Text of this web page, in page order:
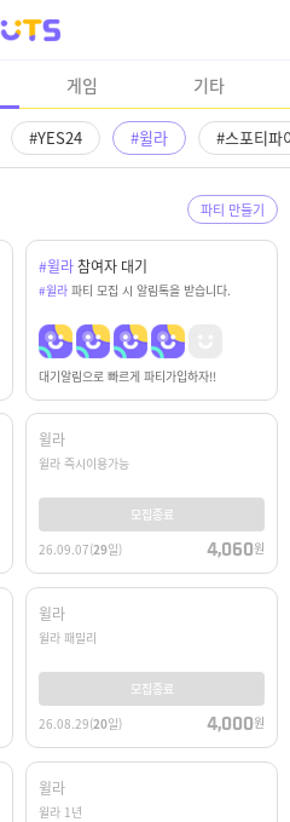
게임 기타
#YES24 #윌라 #스포티파
파티 만들기
#윌라참여자 대기
#윌라 파티 모집 시 알림톡을 받습니다.
대기알림으로 빠르게 파티가입하자!!
윌라
윌라 즉시이용가능
모집종료
26.09.07(29일) 4,060원
윌라
윌라 패밀리
모집종료
26.08.29(20일) 4,000원
윌라
윌라 1년